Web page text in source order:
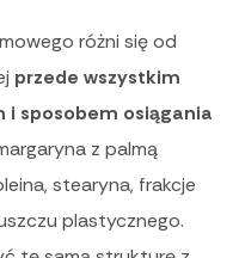
różni się od
przede wszystkim
i sposobem osiągania
z palmą
stearyna, frakcje
plastycznego.